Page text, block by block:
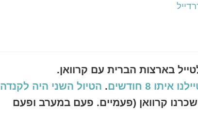
בארצות הברית עם קרוואן.
8 חודשים . הטיול השני היה לקנדה
שם כבר שכרנו קרוואן (פעמיים. פעם במערב ופעם